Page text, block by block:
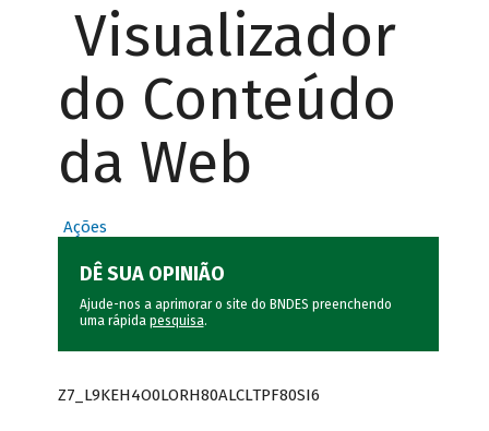
Visualizador
do Conteúdo
da Web
Ações
DÊ SUA OPINIÃO
Ajude-nos a aprimorar o site do BNDES preenchendo
uma rápida pesquisa.
Z7_L9KEH4O0LORH80ALCLTPF80SI6